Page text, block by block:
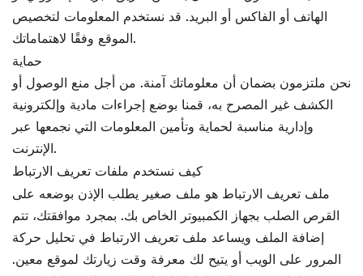
الهاتف أو الفاكس أو البريد. قد نستخدم المعلومات لتخصيص
الموقع وفقًا لاهتماماتك.
حماية
نحن ملتزمون بضمان أن معلوماتك آمنة. من أجل منع الوصول أو
الكشف غير المصرح به، قمنا بوضع إجراءات مادية وإلكترونية
وإدارية مناسبة لحماية وتأمين المعلومات التي نجمعها عبر
الإنترنت.
كيف نستخدم ملفات تعريف الارتباط
ملف تعريف الارتباط هو ملف صغير يطلب الإذن بوضعه على
القرص الصلب بجهاز الكمبيوتر الخاص بك. بمجرد موافقتك، تتم
إضافة الملف ويساعد ملف تعريف الارتباط في تحليل حركة
المرور على الويب أو يتيح لك معرفة وقت زيارتك لموقع معين.